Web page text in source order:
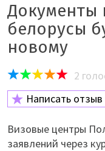
Документы
белорусы
новому
2
Написать отзыв
Визовые центры
заявлений через